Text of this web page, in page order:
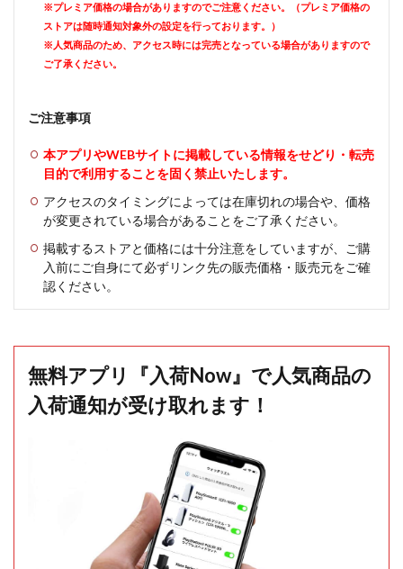
※プレミア価格の場合がありますのでご注意ください。（プレミア価格の
ストアは随時通知対象外の設定を行っております。）
※人気商品のため、アクセス時には完売となっている場合がありますので
ご了承ください。
ご注意事項
本アプリやWEBサイトに掲載している情報をせどり・転売
目的で利用することを固く禁止いたします。
アクセスのタイミングによっては在庫切れの場合や、価格
が変更されている場合があることをご了承ください。
掲載するストアと価格には十分注意をしていますが、ご購
入前にご自身にて必ずリンク先の販売価格・販売元をご確
認ください。
無料アプリ『入荷Now』で人気商品の
入荷通知が受け取れます！